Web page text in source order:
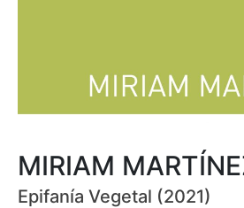
MIRIAM
Epifanía Vegetal (2021)